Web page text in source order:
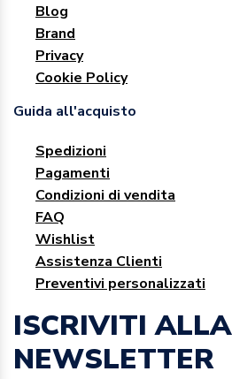
Blog
Brand
Privacy
Cookie Policy
Guida all'acquisto
Spedizioni
Pagamenti
Condizioni di vendita
FAQ
Wishlist
Assistenza Clienti
Preventivi personalizzati
ISCRIVITI ALLA
NEWSLETTER